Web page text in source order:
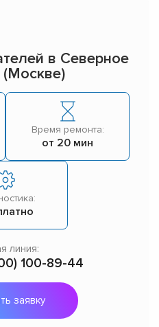
в Северное
Время ремонта:
от 20 мин
линия:
100-89-44
заявку